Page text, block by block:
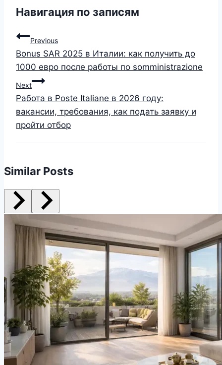
Навигация по записям
Previous
Bonus SAR 2025 в Италии: как получить до
1000 евро после работы по somministrazione
Next
Работа в Poste Italiane в 2026 году:
вакансии, требования, как подать заявку и
пройти отбор
Similar Posts